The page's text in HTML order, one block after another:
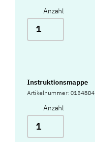
Anzahl
Instruktionsmappe
Artikelnummer: 0154804
Anzahl